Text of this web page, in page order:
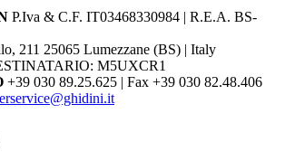
P.Iva & C.F. IT03468330984 | R.E.A. BS-
211 25065 Lumezzane (BS) | Italy
M5UXCR1
+39 030 89.25.625 | Fax +39 030 82.48.406